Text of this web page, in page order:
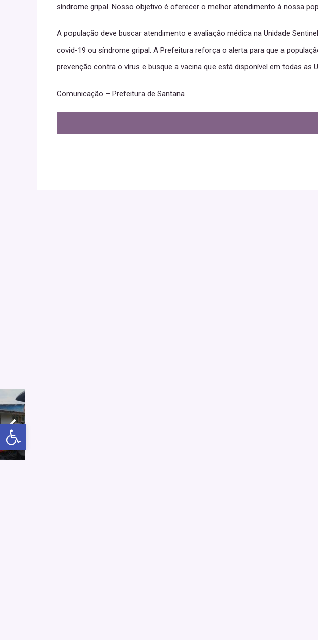
Abrir a barra de ferramentas
síndrome gripal. Nosso objetivo é oferecer o melhor atendimento à nossa
A população deve buscar atendimento e avaliação médica na Unidade
covid-19 ou síndrome gripal. A Prefeitura reforça o alerta para que a
prevenção contra o vírus e busque a vacina que está disponível em todas as
Comunicação – Prefeitura de Santana